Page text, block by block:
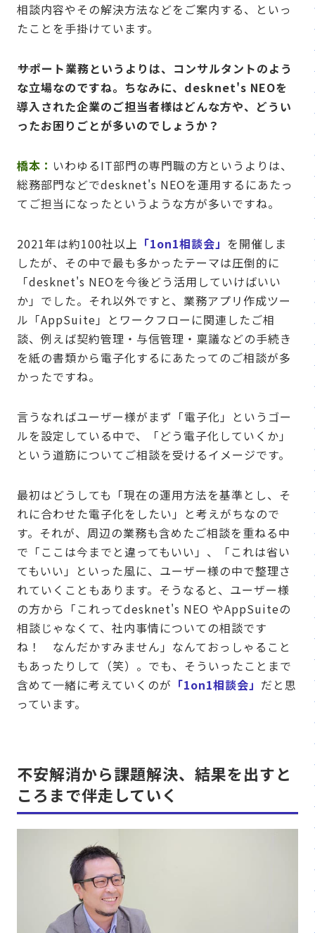
相談内容やその解決方法などをご案内する、といっ
たことを手掛けています。
――サポート業務というよりは、コンサルタントのよう
な立場なのですね。ちなみに、desknet's NEOを
導入された企業のご担当者様はどんな方や、どうい
ったお困りごとが多いのでしょうか？
橋本： いわゆるIT部門の専門職の方というよりは、
総務部門などでdesknet's NEOを運用するにあたっ
てご担当になったというような方が多いですね。
2021年は約100社以上 「1on1相談会」 を開催しま
したが、その中で最も多かったテーマは圧倒的に
「desknet's NEOを今後どう活用していけばいい
か」でした。それ以外ですと、業務アプリ作成ツー
ル「AppSuite」とワークフローに関連したご相
談、例えば契約管理・与信管理・稟議などの手続き
を紙の書類から電子化するにあたってのご相談が多
かったですね。
言うなればユーザー様がまず「電子化」というゴー
ルを設定している中で、「どう電子化していくか」
という道筋についてご相談を受けるイメージです。
最初はどうしても「現在の運用方法を基準とし、そ
れに合わせた電子化をしたい」と考えがちなので
す。それが、周辺の業務も含めたご相談を重ねる中
で「ここは今までと違ってもいい」、「これは省い
てもいい」といった風に、ユーザー様の中で整理さ
れていくこともあります。そうなると、ユーザー様
の方から「これってdesknet's NEO やAppSuiteの
相談じゃなくて、社内事情についての相談です
ね！ なんだかすみません」なんておっしゃること
もあったりして（笑）。でも、そういったことまで
含めて一緒に考えていくのが 「1on1相談会」 だと思
っています。
不安解消から課題解決、結果を出すと
ころまで伴走していく